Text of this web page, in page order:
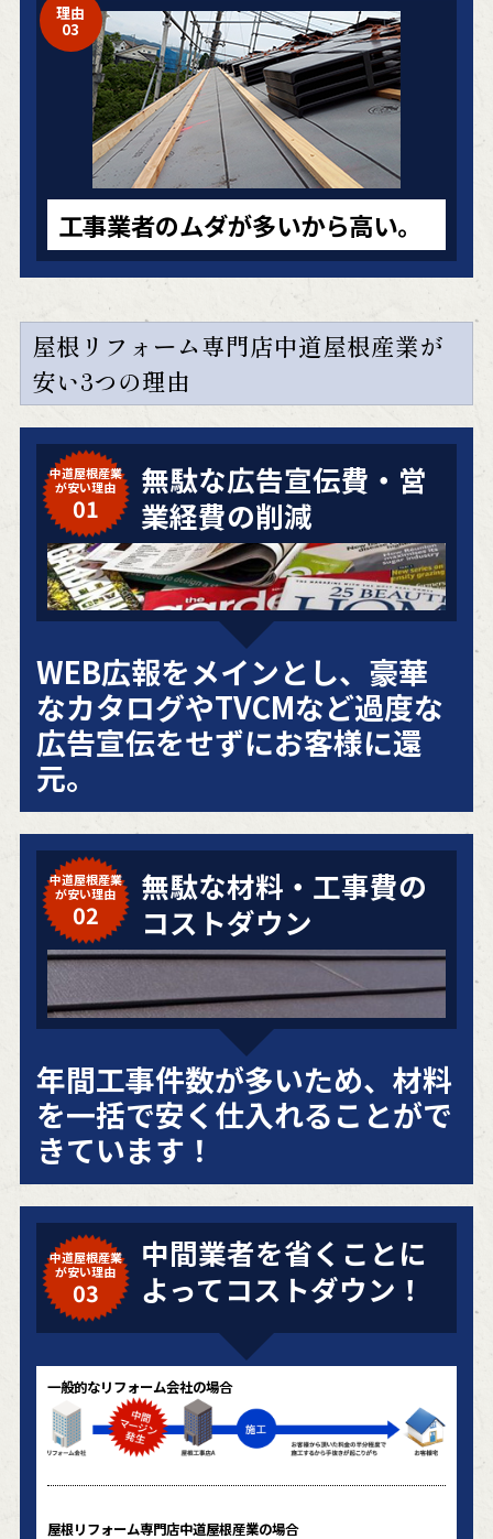
理由
03
工事業者のムダが多いから高い。
屋根リフォーム専門店中道屋根産業が
安い3つの理由
中道屋根産業
が安い理由
01
無駄な広告宣伝費・営
業経費の削減
WEB広報をメインとし、豪華
なカタログやTVCMなど過度な
広告宣伝をせずにお客様に還
元。
中道屋根産業
が安い理由
02
無駄な材料・工事費の
コストダウン
年間工事件数が多いため、材料
を一括で安く仕入れることがで
きています！
中道屋根産業
が安い理由
03
中間業者を省くことに
よってコストダウン！
一般的なリフォーム会社の場合
屋根リフォーム専門店中道屋根産業の場合